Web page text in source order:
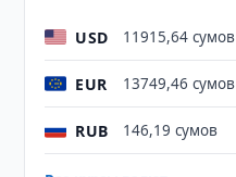
USD 11915,64 сумов
EUR 13749,46 сумов
RUB 146,19 сумов